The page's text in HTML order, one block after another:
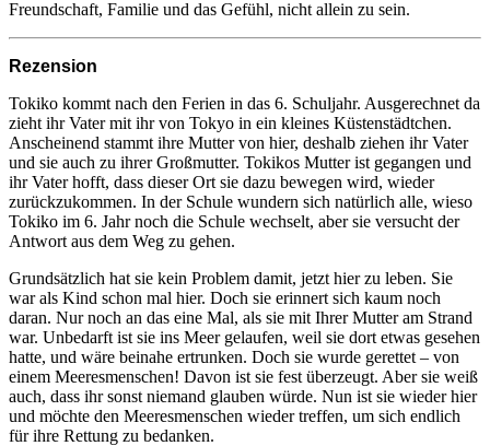
Freundschaft, Familie und das Gefühl, nicht allein zu sein.
Rezension
Tokiko kommt nach den Ferien in das 6. Schuljahr. Ausgerechnet da
zieht ihr Vater mit ihr von Tokyo in ein kleines Küstenstädtchen.
Anscheinend stammt ihre Mutter von hier, deshalb ziehen ihr Vater
und sie auch zu ihrer Großmutter. Tokikos Mutter ist gegangen und
ihr Vater hofft, dass dieser Ort sie dazu bewegen wird, wieder
zurückzukommen. In der Schule wundern sich natürlich alle, wieso
Tokiko im 6. Jahr noch die Schule wechselt, aber sie versucht der
Antwort aus dem Weg zu gehen.
Grundsätzlich hat sie kein Problem damit, jetzt hier zu leben. Sie
war als Kind schon mal hier. Doch sie erinnert sich kaum noch
daran. Nur noch an das eine Mal, als sie mit Ihrer Mutter am Strand
war. Unbedarft ist sie ins Meer gelaufen, weil sie dort etwas gesehen
hatte, und wäre beinahe ertrunken. Doch sie wurde gerettet – von
einem Meeresmenschen! Davon ist sie fest überzeugt. Aber sie weiß
auch, dass ihr sonst niemand glauben würde. Nun ist sie wieder hier
und möchte den Meeresmenschen wieder treffen, um sich endlich
für ihre Rettung zu bedanken.